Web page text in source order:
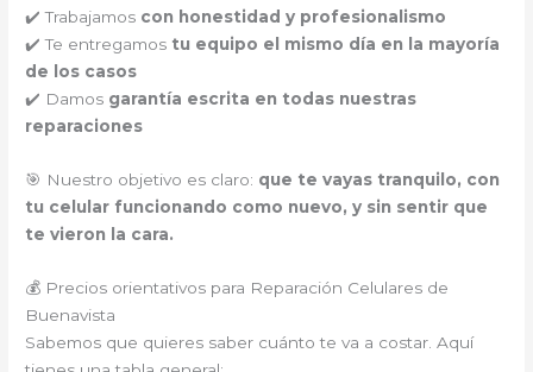
✔️ Trabajamos con honestidad y profesionalismo
✔️ Te entregamos tu equipo el mismo día en la mayoría
de los casos
✔️ Damos garantía escrita en todas nuestras
reparaciones
🎯 Nuestro objetivo es claro: que te vayas tranquilo, con
tu celular funcionando como nuevo, y sin sentir que
te vieron la cara.
💰 Precios orientativos para Reparación Celulares de
Buenavista
Sabemos que quieres saber cuánto te va a costar. Aquí